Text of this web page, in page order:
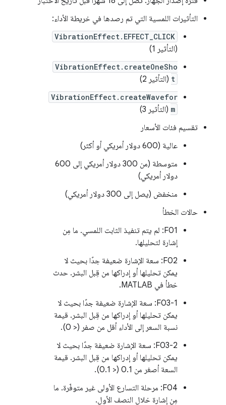
التأثيرات اللمسية التي تم رصدها في خريطة الأداء:
VibrationEffect.EFFECT_CLICK
(التأثير 1)
VibrationEffect.createOneSho
t (التأثير 2)
VibrationEffect.createWavefor
m (التأثير 3)
تقسيم فئات الأسعار
عالية (600 دولار أمريكي أو أكثر)
متوسطة (من 300 دولار أمريكي إلى 600
دولار أمريكي)
منخفض (يصل إلى 300 دولار أمريكي)
حالات الخطأ
F01: لم يتم تنفيذ الثابت اللمسي. ما مِن
إشارة لتحليلها.
‫F02: سعة الإشارة ضعيفة جدًا بحيث لا
يمكن تحليلها أو إدراكها من قِبل البشر. حدث
خطأ في MATLAB.
‫F03-1: سعة الإشارة ضعيفة جدًا بحيث لا
يمكن تحليلها أو إدراكها من قِبل البشر. قيمة
نسبة السعر إلى الأداء أقل من صفر (< 0).
‫F03-2: سعة الإشارة ضعيفة جدًا بحيث لا
يمكن تحليلها أو إدراكها من قِبل البشر. قيمة
السعة أصغر من 0.1 (< 0.1).
F04: مرحلة التسارع الأولى غير متوفّرة. ما
مِن إشارة خلال النصف الأول.